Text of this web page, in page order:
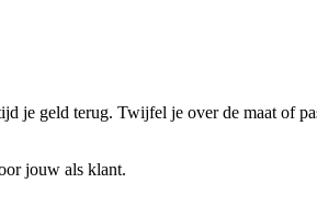
je geld terug. Twijfel je over de maat of
jouw als klant.